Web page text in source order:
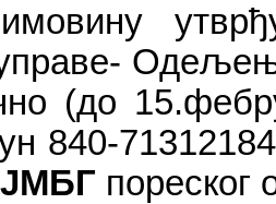
(до
840-
ЈМБГ пореског